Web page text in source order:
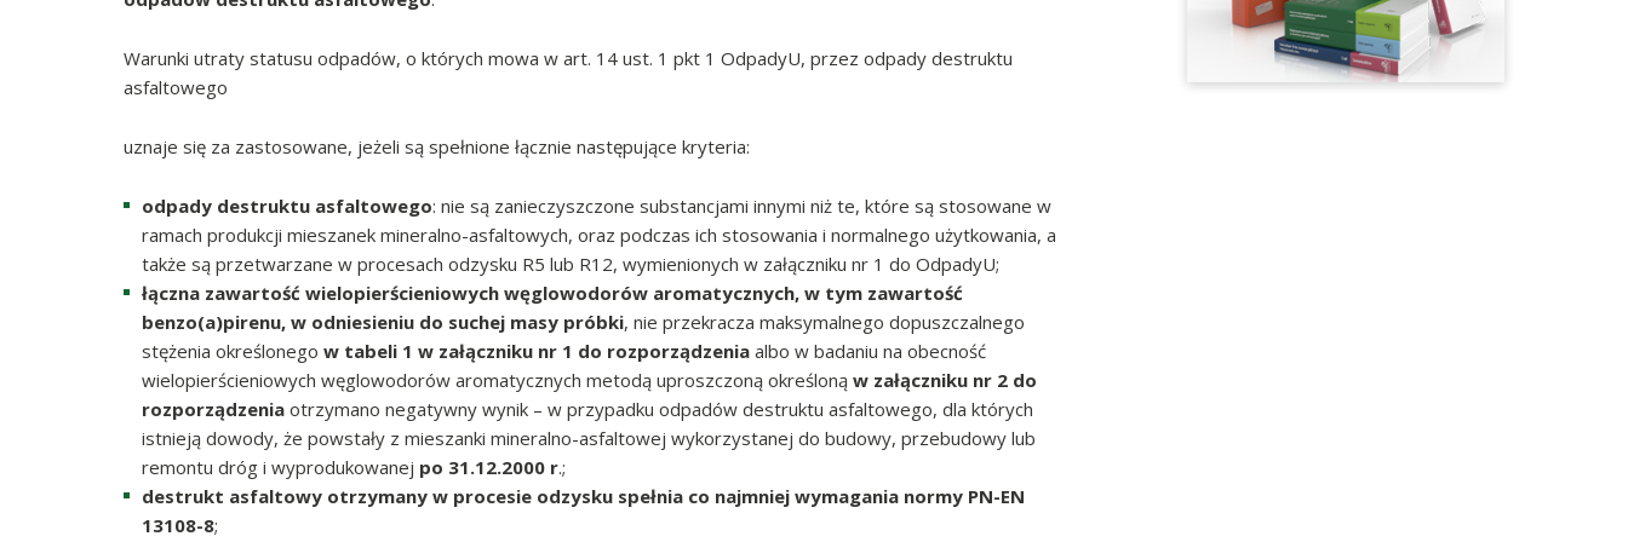
Warunki utraty statusu odpadów, o których mowa w art. 14 ust. 1 pkt 1 OdpadyU, przez odpady destruktu
asfaltowego
uznaje się za zastosowane, jeżeli są spełnione łącznie następujące kryteria:
odpady destruktu asfaltowego: nie są zanieczyszczone substancjami innymi niż te, które są stosowane w
ramach produkcji mieszanek mineralno-asfaltowych, oraz podczas ich stosowania i normalnego użytkowania, a
także są przetwarzane w procesach odzysku R5 lub R12, wymienionych w załączniku nr 1 do OdpadyU;
łączna zawartość wielopierścieniowych węglowodorów aromatycznych, w tym zawartość
benzo(a)pirenu, w odniesieniu do suchej masy próbki, nie przekracza maksymalnego dopuszczalnego
stężenia określonego w tabeli 1 w załączniku nr 1 do rozporządzenia albo w badaniu na obecność
wielopierścieniowych węglowodorów aromatycznych metodą uproszczoną określoną w załączniku nr 2 do
rozporządzenia otrzymano negatywny wynik – w przypadku odpadów destruktu asfaltowego, dla których
istnieją dowody, że powstały z mieszanki mineralno-asfaltowej wykorzystanej do budowy, przebudowy lub
remontu dróg i wyprodukowanej po 31.12.2000 r.;
destrukt asfaltowy otrzymany w procesie odzysku spełnia co najmniej wymagania normy PN-EN
13108-8;